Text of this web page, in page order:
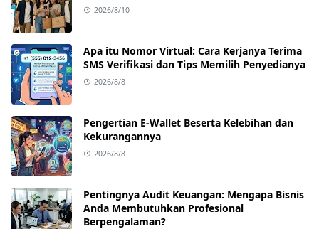
2026/8/10
Apa itu Nomor Virtual: Cara Kerjanya Terima
SMS Verifikasi dan Tips Memilih Penyedianya
2026/8/8
Pengertian E-Wallet Beserta Kelebihan dan
Kekurangannya
2026/8/8
Pentingnya Audit Keuangan: Mengapa Bisnis
Anda Membutuhkan Profesional
Berpengalaman?